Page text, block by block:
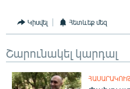
Կիսվել Հետևեք մեզ
Շարունակել կարդալ